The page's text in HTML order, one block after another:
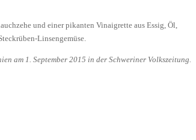
und einer pikanten Vinaigrette aus Essig, Öl,
Linsengemüse.
am 1. September 2015 in der Schweriner Volkszeitung.